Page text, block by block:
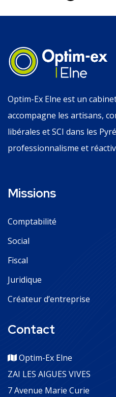
Optim-Ex Elne est un
accompagne les artisans,
libérales et SCI dans les
professionnalisme et
Missions
Comptabilité
Social
Fiscal
Juridique
Créateur d’entreprise
Contact
Optim-Ex Elne
ZAI LES AIGUES VIVES
7 Avenue Marie Curie